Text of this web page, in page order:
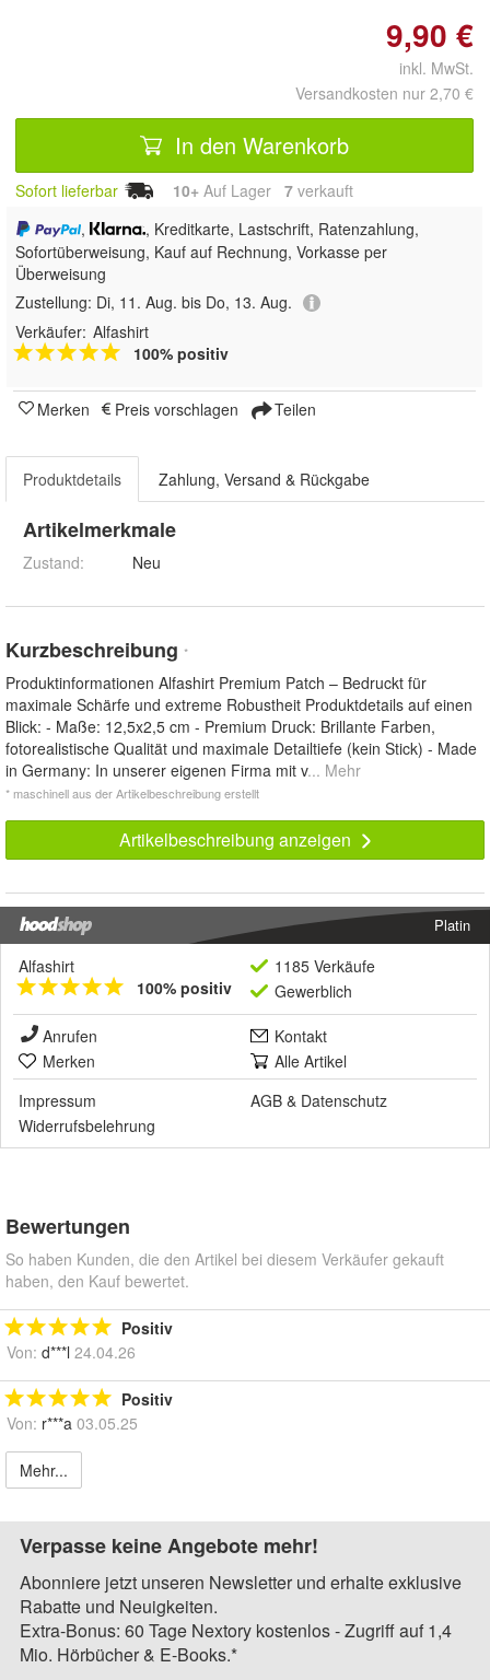
9,90 €
inkl. MwSt.
Versandkosten nur 2,70 €
In den Warenkorb
Sofort lieferbar 10+ Auf Lager 7 verkauft
,
, Kreditkarte, Lastschrift, Ratenzahlung,
Sofortüberweisung, Kauf auf Rechnung, Vorkasse per
Überweisung
Zustellung: Di, 11. Aug. bis Do, 13. Aug.
Verkäufer: Alfashirt
100% positiv
Merken Preis vorschlagen Teilen
Produktdetails Zahlung, Versand & Rückgabe
Artikelmerkmale
Zustand: Neu
Kurzbeschreibung *
Produktinformationen Alfashirt Premium Patch – Bedruckt für
maximale Schärfe und extreme Robustheit Produktdetails auf einen
Blick: - Maße: 12,5x2,5 cm - Premium Druck: Brillante Farben,
fotorealistische Qualität und maximale Detailtiefe (kein Stick) - Made
in Germany: In unserer eigenen Firma mit v... Mehr
* maschinell aus der Artikelbeschreibung erstellt
Artikelbeschreibung anzeigen
Platin
Alfashirt
100% positiv
1185 Verkäufe
Gewerblich
Anrufen
Kontakt
Merken
Alle Artikel
Impressum
AGB & Datenschutz
Widerrufsbelehrung
Bewertungen
So haben Kunden, die den Artikel bei diesem Verkäufer gekauft
haben, den Kauf bewertet.
Positiv
Von: d***l 24.04.26
Positiv
Von: r***a 03.05.25
Mehr...
Verpasse keine Angebote mehr!
Abonniere jetzt unseren Newsletter und erhalte exklusive
Rabatte und Neuigkeiten.
Extra-Bonus: 60 Tage Nextory kostenlos - Zugriff auf 1,4
Mio. Hörbücher & E-Books.*